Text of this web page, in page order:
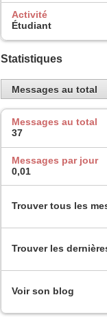
Activité
Étudiant
Statistiques
Messages au total
Messages au total
37
Messages par jour
0,01
Trouver tous les
Trouver les
Voir son blog